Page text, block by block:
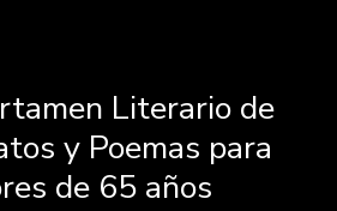
Literario de
y Poemas para
de 65 años